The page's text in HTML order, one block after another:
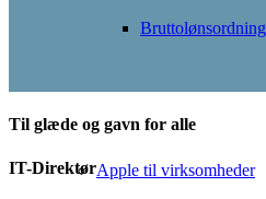
Bruttolønsordning
Apple til virksomheder
Til glæde og gavn for alle
IT-Direktør